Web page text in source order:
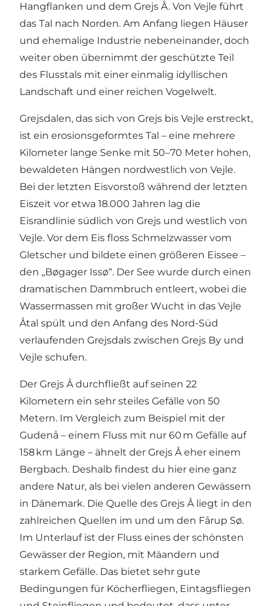
Hangflanken und dem Grejs Å. Von Vejle führt
das Tal nach Norden. Am Anfang liegen Häuser
und ehemalige Industrie nebeneinander, doch
weiter oben übernimmt der geschützte Teil
des Flusstals mit einer einmalig idyllischen
Landschaft und einer reichen Vogelwelt.
Grejsdalen, das sich von Grejs bis Vejle erstreckt,
ist ein erosionsgeformtes Tal – eine mehrere
Kilometer lange Senke mit 50–70 Meter hohen,
bewaldeten Hängen nordwestlich von Vejle.
Bei der letzten Eisvorstoß während der letzten
Eiszeit vor etwa 18.000 Jahren lag die
Eisrandlinie südlich von Grejs und westlich von
Vejle. Vor dem Eis floss Schmelzwasser vom
Gletscher und bildete einen größeren Eissee –
den „Bøgager Issø“. Der See wurde durch einen
dramatischen Dammbruch entleert, wobei die
Wassermassen mit großer Wucht in das Vejle
Åtal spült und den Anfang des Nord-Süd
verlaufenden Grejsdals zwischen Grejs By und
Vejle schufen.
Der Grejs Å durchfließt auf seinen 22
Kilometern ein sehr steiles Gefälle von 50
Metern. Im Vergleich zum Beispiel mit der
Gudenå – einem Fluss mit nur 60 m Gefälle auf
158 km Länge – ähnelt der Grejs Å eher einem
Bergbach. Deshalb findest du hier eine ganz
andere Natur, als bei vielen anderen Gewässern
in Dänemark. Die Quelle des Grejs Å liegt in den
zahlreichen Quellen im und um den Fårup Sø.
Im Unterlauf ist der Fluss eines der schönsten
Gewässer der Region, mit Mäandern und
starkem Gefälle. Das bietet sehr gute
Bedingungen für Köcherfliegen, Eintagsfliegen